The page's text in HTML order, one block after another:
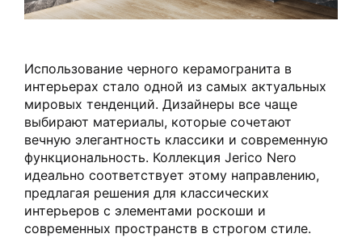
Использование черного керамогранита в
интерьерах стало одной из самых актуальных
мировых тенденций. Дизайнеры все чаще
выбирают материалы, которые сочетают
вечную элегантность классики и современную
функциональность. Коллекция Jerico Nero
идеально соответствует этому направлению,
предлагая решения для классических
интерьеров с элементами роскоши и
современных пространств в строгом стиле.